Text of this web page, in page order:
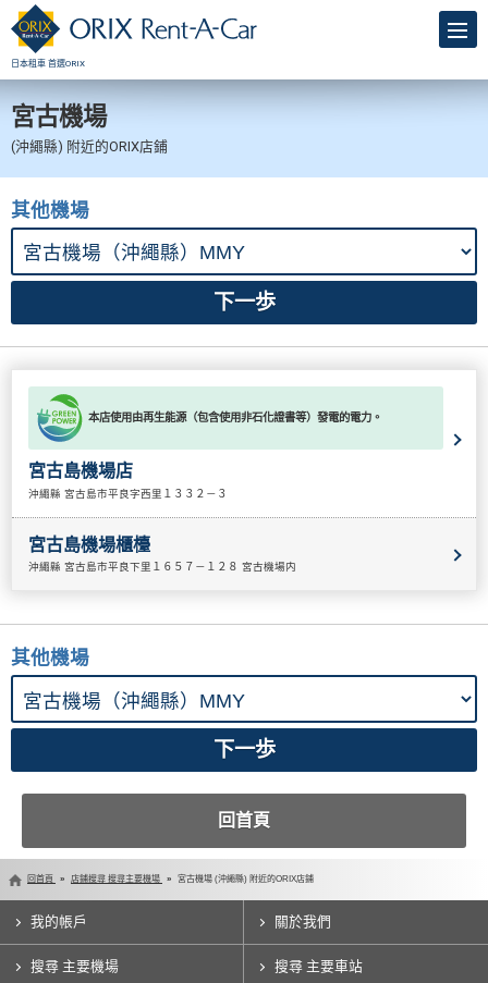
日本租車 首選ORIX
宮古機場
(沖繩縣) 附近的ORIX店鋪
其他機場
本店使用由再生能源（包含使用非石化證書等）發電的電力。
宮古島機場店
沖繩縣 宮古島市平良字西里１３３２－３
宮古島機場櫃檯
沖繩縣 宮古島市平良下里１６５７－１２８ 宮古機場内
其他機場
回首頁
回首頁 店鋪搜尋 搜尋主要機場 宮古機場 (沖繩縣) 附近的ORIX店鋪
我的帳戶 關於我們
搜尋 主要機場 搜尋 主要車站